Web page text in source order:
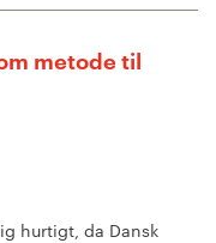
metode til
hurtigt, da Dansk